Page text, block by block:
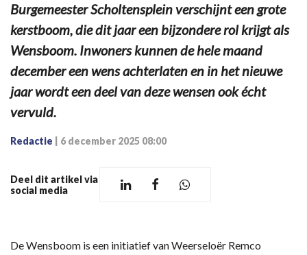
Burgemeester Scholtensplein verschijnt een grote
kerstboom, die dit jaar een bijzondere rol krijgt als
Wensboom. Inwoners kunnen de hele maand
december een wens achterlaten en in het nieuwe
jaar wordt een deel van deze wensen ook écht
vervuld.
Redactie 6 december 2025 08:00
Deel dit artikel via
social media
De Wensboom is een initiatief van Weerseloër Remco